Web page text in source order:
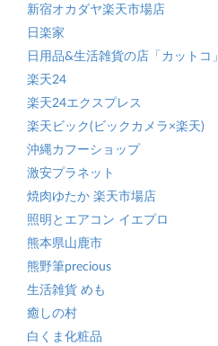
新宿オカダヤ楽天市場店
日楽家
日用品&生活雑貨の店「カットコ」
楽天24
楽天24エクスプレス
楽天ビック(ビックカメラ×楽天)
沖縄カフーショップ
激安プラネット
焼肉ゆたか 楽天市場店
照明とエアコン イエプロ
熊本県山鹿市
熊野筆precious
生活雑貨 めも
癒しの村
白くま化粧品